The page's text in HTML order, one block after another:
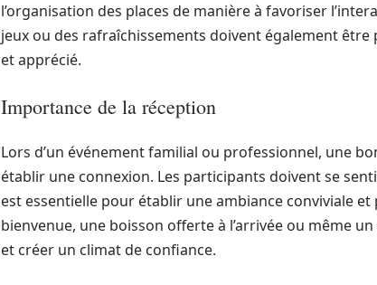
l’organisation des places de manière à favoriser
jeux ou des rafraîchissements doivent également
et apprécié.
Importance de la réception
Lors d’un événement familial ou professionnel, une
établir une connexion. Les participants doivent se
est essentielle pour établir une ambiance conviviale
bienvenue, une boisson offerte à l’arrivée ou même
et créer un climat de confiance.